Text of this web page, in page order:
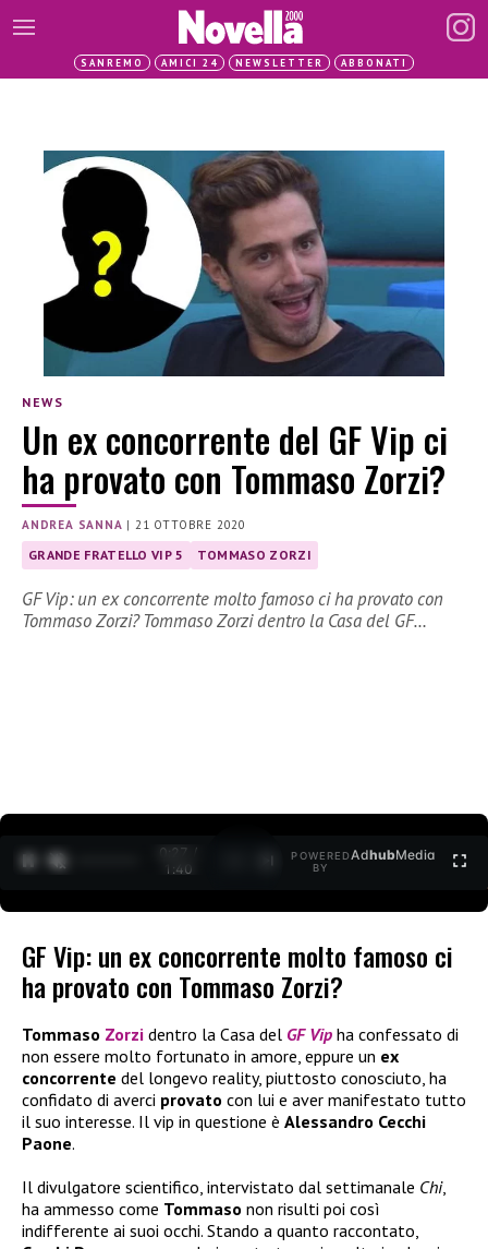
SANREMO AMICI 24 NEWSLETTER ABBONATI
NEWS
Un ex concorrente del GF Vip ci
ha provato con Tommaso Zorzi?
ANDREA SANNA |21 OTTOBRE 2020
GRANDE FRATELLO VIP 5 TOMMASO ZORZI
GF Vip: un ex concorrente molto famoso ci ha provato con
Tommaso Zorzi? Tommaso Zorzi dentro la Casa del GF…
0:27 /
1:40
POWERED
BY
AdhubMedia
GF Vip: un ex concorrente molto famoso ci
ha provato con Tommaso Zorzi?
Tommaso Zorzi dentro la Casa del GF Vip ha confessato di
non essere molto fortunato in amore, eppure un ex
concorrente del longevo reality, piuttosto conosciuto, ha
confidato di averci provato con lui e aver manifestato tutto
il suo interesse. Il vip in questione è Alessandro Cecchi
Paone.
Il divulgatore scientifico, intervistato dal settimanale Chi,
ha ammesso come Tommaso non risulti poi così
indifferente ai suoi occhi. Stando a quanto raccontato,